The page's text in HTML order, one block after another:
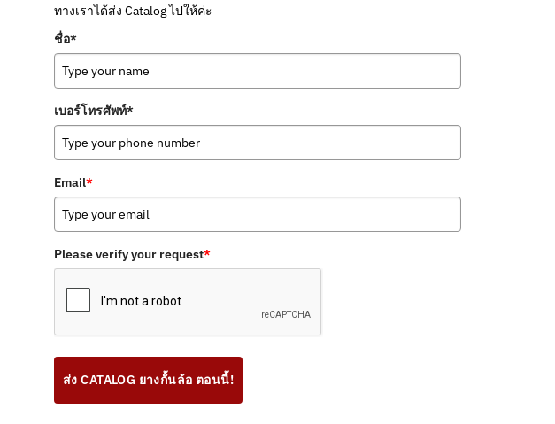
ทางเราได้ส่ง Catalog ไปให้ค่ะ
ชื่อ*
เบอร์โทรศัพท์*
Email*
Please verify your request*
ส่ง CATALOG ยางกั้นล้อ ตอนนี้!